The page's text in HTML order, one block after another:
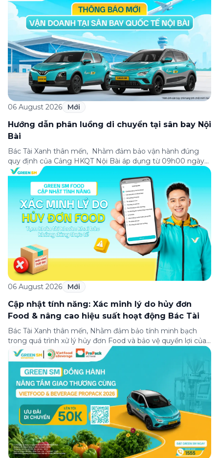
06 August 2026 Mới
Hướng dẫn phân luồng di chuyển tại sân bay Nội
Bài
Bác Tài Xanh thân mến, Nhằm đảm bảo vận hành đúng
quy định của Cảng HKQT Nội Bài áp dụng từ 09h00 ngày
05/08/2026, Green SM gửi tới Bác Tài Xanh hướng dẫn
phân luồng di chuyển quan trọng như sau: ✈️ NHÀ GA T2
(QUỐC TẾ) ✅ ĐÓN KHÁCH – Hành khách sử dụng ứng
dụng […]
06 August 2026 Mới
Cập nhật tính năng: Xác minh lý do hủy đơn
Food & nâng cao hiệu suất hoạt động Bác Tài
Bác Tài Xanh thân mến, Nhằm đảm bảo tính minh bạch
trong quá trình xử lý hủy đơn Food và bảo vệ quyền lợi của
Bác Tài khi khai báo đúng thực tế, Green SM triển khai
chính sách xác minh lý do hủy đơn Food đối với một số
trường hợp hủy đơn như […]